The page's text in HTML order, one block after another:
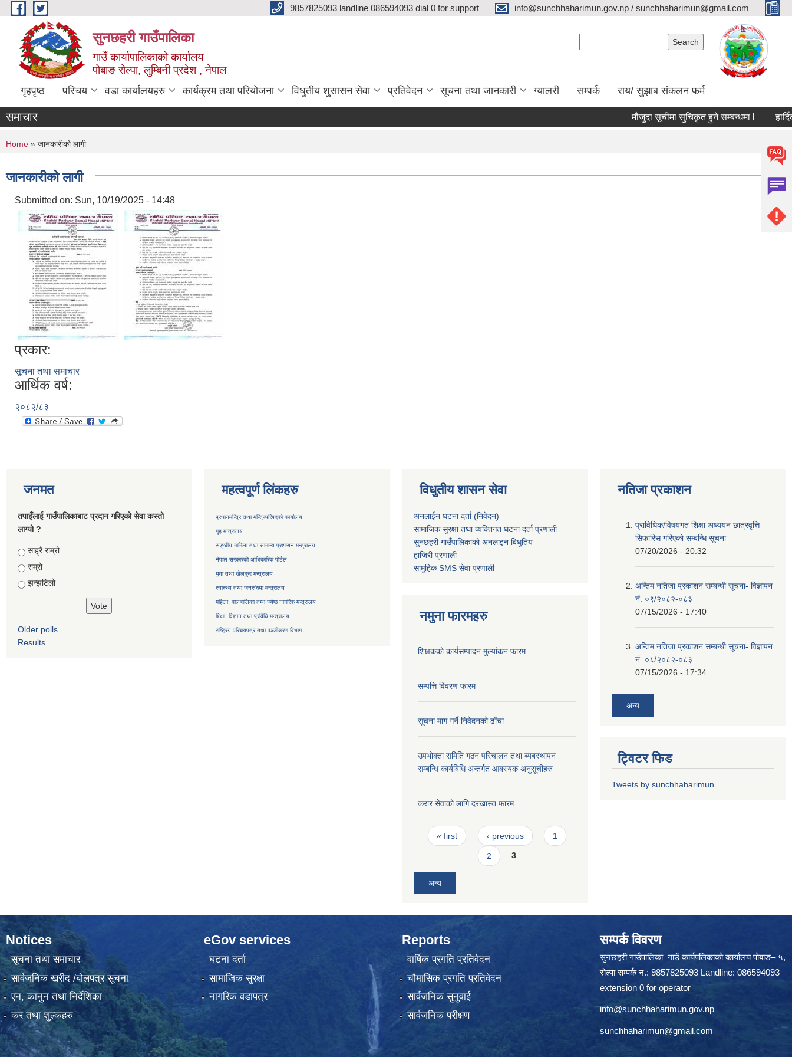
Skip to main content 9857825093 landline 086594093 dial 0 for support info@sunchhaharimun.gov.np / sunchhaharimun@gmail.com
सुनछहरी गाउँपालिका
गाउँ कार्यापालिकाको कार्यालय
पोबाङ रोल्पा, लुम्बिनी प्रदेश , नेपाल
गृहपृष्ठ परिचय वडा कार्यालयहरु कार्यक्रम तथा परियोजना विधुतीय शुसासन सेवा प्रतिवेदन सूचना तथा जानकारी ग्यालरी सम्पर्क राय/ सुझाब संकलन फर्म
समाचार मौजुदा सूचीमा सुचिकृत हुने सम्बन्धमा l हार्दिक
You are here
Home » जानकारीको लागी
जानकारीको लागी
Submitted on: Sun, 10/19/2025 - 14:48
प्रकार:
सूचना तथा समाचार
आर्थिक वर्ष:
२०८२/८३
जनमत
तपाइँलाई गाउँपालिकाबाट प्रदान गरिएको सेवा कस्तो
लाग्यो ?
Choices
साह्रै राम्रो
राम्रो
झन्झटिलो
Older polls
Results
महत्वपूर्ण लिंकहरु
प्रधानमन्त्रि तथा मन्त्रिपरिषदको कार्यालय
गृह मन्त्रालय
सङ्घीय मामिला तथा सामान्य प्रशासन मन्त्रालय
नेपाल सरकारको आधिकारिक पोर्टल
युवा तथा खेलकुद मन्त्रालय
स्वास्थ्य तथा जनसंख्या मन्त्रालय
महिला, बालबालिका तथा ज्येष्ठ नागरिक मन्त्रालय
शिक्षा, विज्ञान तथा प्रविधि मन्त्रालय
राष्ट्रिय परिचयपत्र तथापञ्जीकरण विभाग
विधुतीय शासन सेवा
अनलाईन घटना दर्ता (निवेदन)
सामाजिक सुरक्षा तथा व्यक्तिगत घटना दर्ताप्रणाली
सुनछहरी गाउँपालिकाको अनलाइन बिधुतिय
हाजिरी प्रणाली
सामुहिकSMS सेवाप्रणाली
नमुना फारमहरु
शिक्षकको कार्यसम्पादन मुल्यांकन फारम
सम्पत्ति विवरण फारम
सूचना माग गर्ने निवेदनको ढाँचा
उपभोक्ता समिति गठन परिचालन तथा ब्यबस्थापन
सम्बन्धि कार्यबिधि अन्तर्गत आबस्यक अनुसूचीहरु
करार सेवाको लागि दरखास्त फारम
Pages
« first ‹ previous 1
2 3
अन्य
नतिजा प्रकाशन
प्राविधिक/विषयगत शिक्षा अध्ययन छात्रवृत्ति
सिफारिस गरिएकाे सम्बन्धि सूचना
07/20/2026 - 20:32
अन्तिम नतिजा प्रकाशन सम्बन्धी सूचना- विज्ञापन
नं. ०९/२०८२-०८३
07/15/2026 - 17:40
अन्तिम नतिजा प्रकाशन सम्बन्धी सूचना- विज्ञापन
नं. ०८/२०८२-०८३
07/15/2026 - 17:34
अन्य
ट्विटर फिड
Tweets by sunchhaharimun
Notices
सूचना तथा समाचार
सार्वजनिक खरीद /बोलपत्र सूचना
एन, कानुन तथा निर्देशिका
कर तथा शुल्कहरु
eGov services
घटना दर्ता
सामाजिक सुरक्षा
नागरिक वडापत्र
Reports
वार्षिक प्रगति प्रतिवेदन
चौमासिक प्रगति प्रतिवेदन
सार्वजनिक सुनुवाई
सार्वजनिक परीक्षण
सम्पर्क विवरण
सुनछहरी गाउँपालिका गाउँ कार्यपलिकाको कार्यालय पोबाङ– ५,
रोल्पा सम्पर्क नं.: 9857825093 Landline: 086594093
extension 0 for operator
info@sunchhaharimun.gov.np
sunchhaharimun@gmail.com